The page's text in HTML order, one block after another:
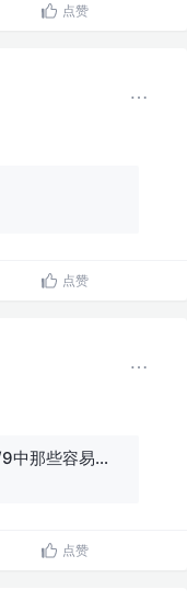
点赞
点赞
走过路过不要错过，ES8/9中那些容易让你忽视的知识点，快来看一看呀!
点赞